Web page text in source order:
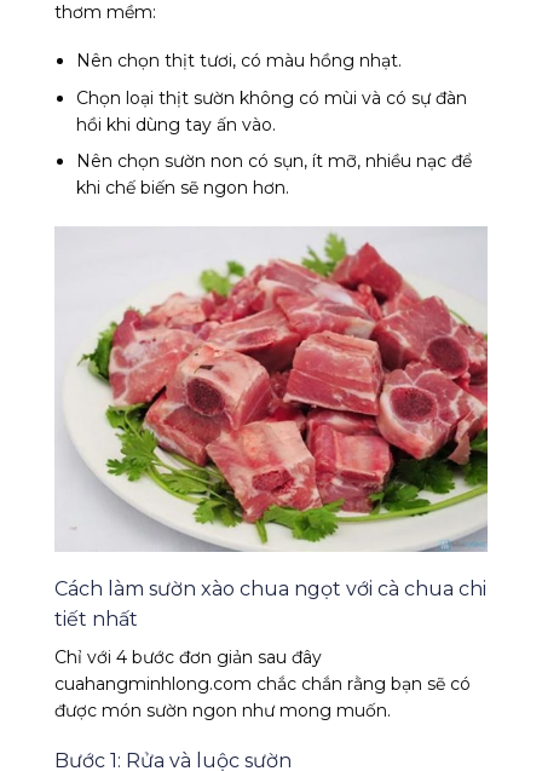
thơm mềm:
Nên chọn thịt tươi, có màu hồng nhạt.
Chọn loại thịt sườn không có mùi và có sự đàn
hồi khi dùng tay ấn vào.
Nên chọn sườn non có sụn, ít mỡ, nhiều nạc để
khi chế biến sẽ ngon hơn.
Cách làm sườn xào chua ngọt với cà chua chi
tiết nhất
Chỉ với 4 bước đơn giản sau đây
cuahangminhlong.com chắc chắn rằng bạn sẽ có
được món sườn ngon như mong muốn.
Bước 1: Rửa và luộc sườn